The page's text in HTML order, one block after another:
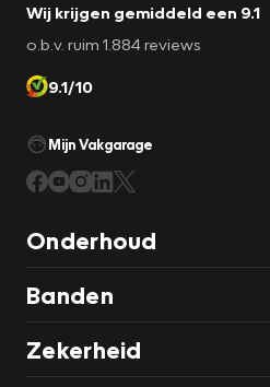
Wij krijgen gemiddeld een 9.1
o.b.v. ruim 1.884 reviews
9.1/10
Mijn Vakgarage
Onderhoud
Banden
Zekerheid